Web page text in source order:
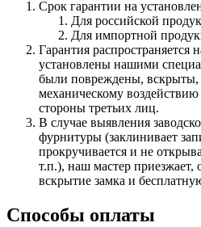
Срок гарантии на
Для российской
Для импортной
Гарантия распространяется
установлены нашими
были повреждены, вскрыты,
механическому
стороны третьих лиц.
В случае выявления
фурнитуры (заклинивает
прокручивается и не
т.п.), наш мастер приезжает,
вскрытие замка и
Способы оплаты